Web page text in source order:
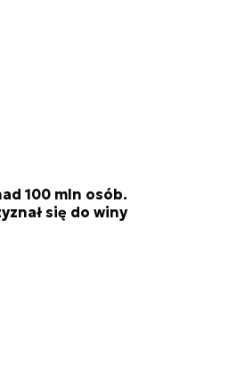
100 mln osób.
się do winy